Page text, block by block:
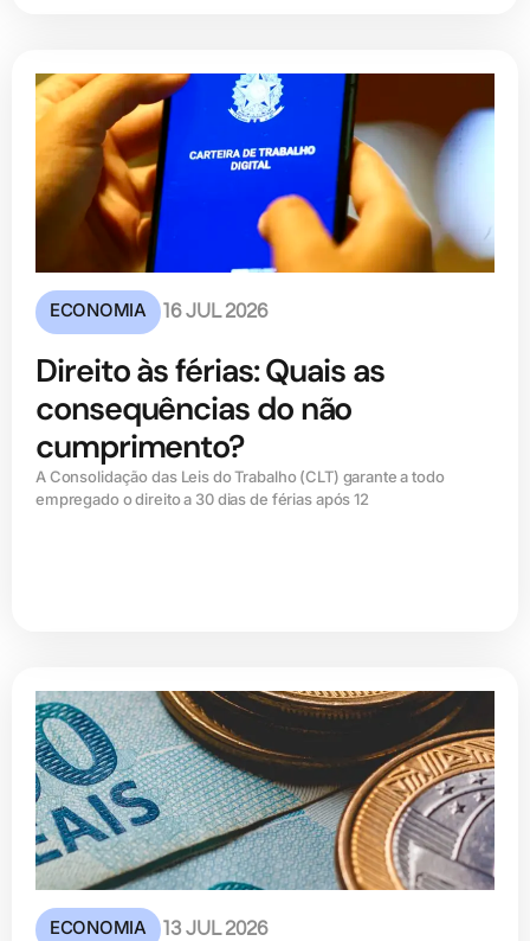
ECONOMIA 16 JUL 2026
Direito às férias: Quais as
consequências do não
cumprimento?
A Consolidação das Leis do Trabalho (CLT) garante a todo
empregado o direito a 30 dias de férias após 12
ECONOMIA 13 JUL 2026